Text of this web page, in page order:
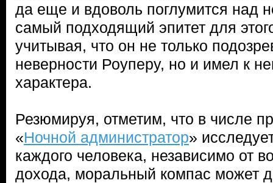
да еще и вдоволь поглумится над
самый подходящий эпитет для
учитывая, что он не только
неверности Роуперу, но и имел к
характера.
Резюмируя, отметим, что в числе
«Ночной администратор»
каждого человека, независимо от
дохода, моральный компас может